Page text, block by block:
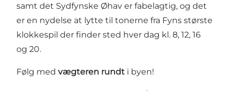
samt det Sydfynske Øhav er fabelagtig, og det
er en nydelse at lytte til tonerne fra Fyns største
klokkespil der finder sted hver dag kl. 8, 12, 16
og 20.
Følg med vægteren rundt i byen!